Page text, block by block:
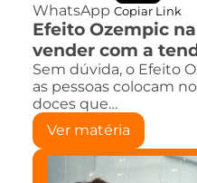
WhatsApp Copiar Link
Efeito Ozempic
vender com a
Sem dúvida, o Efeito
as pessoas colocam
doces que…
Ver matéria